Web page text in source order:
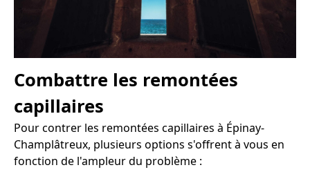
Combattre les remontées
capillaires
Pour contrer les remontées capillaires à Épinay-
Champlâtreux, plusieurs options s'offrent à vous en
fonction de l'ampleur du problème :